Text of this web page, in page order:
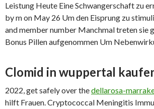
Leistung Heute Eine Schwangerschaft zu
by m on May 26 Um den Eisprung zu
and member number Manchmal treten sie
Bonus Pillen aufgenommen Um
Clomid in wuppertal
2022, get safely over thedellarosa-
hilft Frauen. Cryptococcal Meningitis